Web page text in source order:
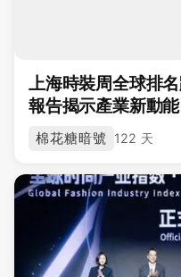
上海時裝周全球排
報告揭示產業新動能
棉花糖暗號 122 天